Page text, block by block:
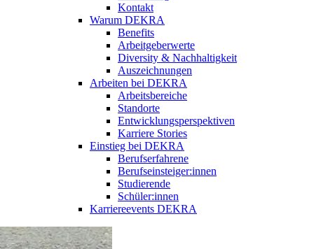
Kontakt
Warum DEKRA
Benefits
Arbeitgeberwerte
Diversity & Nachhaltigkeit
Auszeichnungen
Arbeiten bei DEKRA
Arbeitsbereiche
Standorte
Entwicklungsperspektiven
Karriere Stories
Einstieg bei DEKRA
Berufserfahrene
Berufseinsteiger:innen
Studierende
Schüler:innen
Karriereevents DEKRA